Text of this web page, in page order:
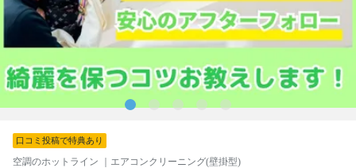
口コミ投稿で特典あり
空調のホットライン ｜エアコンクリーニング(壁掛型)